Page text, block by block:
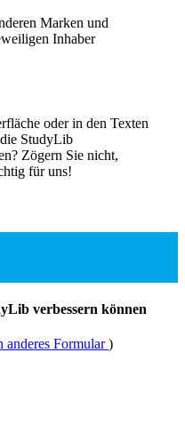
Marken und
Inhaber
oder in den Texten
StudyLib
Zögern Sie nicht,
für uns!
verbessern können
anderes Formular)